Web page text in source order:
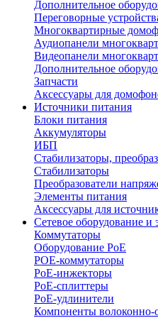
Дополнительное
Переговорные
Многоквартирные
Аудиопанели
Видеопанели
Дополнительное
Запчасти
Аксессуары для
Источники питания
Блоки питания
Аккумуляторы
ИБП
Стабилизаторы,
Стабилизаторы
Преобразователи
Элементы питания
Аксессуары для
Сетевое оборудование
Коммутаторы
Оборудование PoE
POE-коммутаторы
PoE-инжекторы
PoE-сплиттеры
PoE-удлинители
Компоненты волоконно-